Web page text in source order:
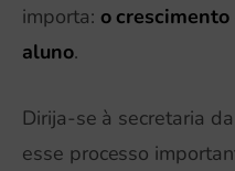
importa: o crescimento
aluno.
Dirija-se à secretaria
esse processo